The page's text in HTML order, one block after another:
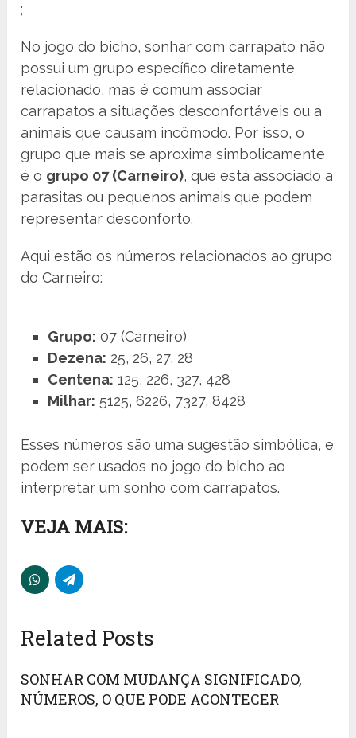
;
No jogo do bicho, sonhar com carrapato não
possui um grupo específico diretamente
relacionado, mas é comum associar
carrapatos a situações desconfortáveis ou a
animais que causam incômodo. Por isso, o
grupo que mais se aproxima simbolicamente
é o grupo 07 (Carneiro), que está associado a
parasitas ou pequenos animais que podem
representar desconforto.
Aqui estão os números relacionados ao grupo
do Carneiro:
Grupo: 07 (Carneiro)
Dezena: 25, 26, 27, 28
Centena: 125, 226, 327, 428
Milhar: 5125, 6226, 7327, 8428
Esses números são uma sugestão simbólica, e
podem ser usados no jogo do bicho ao
interpretar um sonho com carrapatos.
VEJA MAIS:
Related Posts
SONHAR COM MUDANÇA SIGNIFICADO,
NÚMEROS, O QUE PODE ACONTECER